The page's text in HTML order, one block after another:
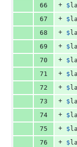
66
+ $
67
+ $
68
+ $
69
+ $
70
+ $
71
+ $
72
+ $
73
+ $
74
+ $
75
+ $
76
+ $